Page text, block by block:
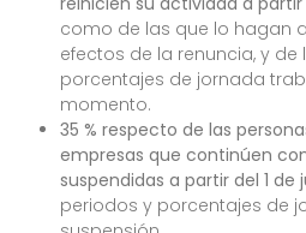
como de las que lo hagan
efectos de la renuncia, y
porcentajes de jornada
momento.
35 % respecto de las
empresas que continúen
suspendidas a partir del 1 de
periodos y porcentajes de